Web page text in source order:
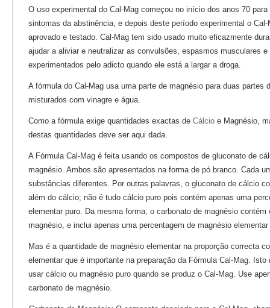
O uso experimental do Cal-Mag começou no início dos anos 70
sintomas da abstinência, e depois deste período experimental o
aprovado e testado. Cal-Mag tem sido usado muito eficazmente
ajudar a aliviar e neutralizar as convulsões, espasmos musculares
experimentados pelo adicto quando ele está a largar a droga.
A fórmula do Cal-Mag usa uma parte de magnésio para duas partes
misturados com vinagre e água.
Como a fórmula exige quantidades exactas de Cálcio e Magnésio,
destas quantidades deve ser aqui dada.
A Fórmula Cal-Mag é feita usando os compostos de gluconato de
magnésio. Ambos são apresentados na forma de pó branco. Cada
substâncias diferentes. Por outras palavras, o gluconato de cálcio
além do cálcio; não é tudo cálcio puro pois contém apenas uma
elementar puro. Da mesma forma, o carbonato de magnésio
magnésio, e inclui apenas uma percentagem de magnésio
Mas é a quantidade de magnésio elementar na proporção correcta
elementar que é importante na preparação da Fórmula Cal-Mag. Isto
usar cálcio ou magnésio puro quando se produz o Cal-Mag. Use
carbonato de magnésio.